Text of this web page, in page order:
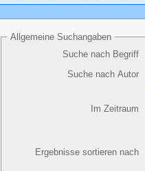
Allgemeine Suchangaben
Suche nach Begriff
Suche nach Autor
Im Zeitraum
Ergebnisse sortieren nach